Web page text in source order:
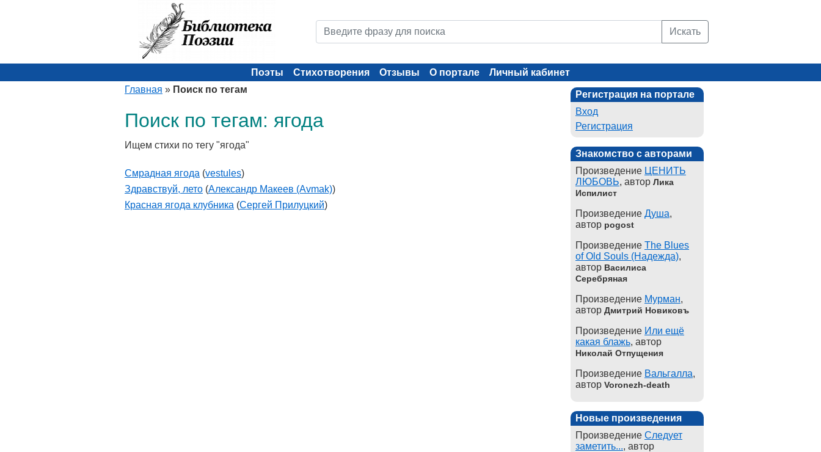
Искать
Поэты Стихотворения Отзывы О портале
Личный кабинет
Главная » Поиск по тегам
Поиск по тегам: ягода
Ищем стихи по тегу "ягода"
Смрадная ягода (vestules)
Здравствуй, лето (Александр Макеев (Avmak))
Красная ягода клубника (Сергей Прилуцкий)
Регистрация на портале
Вход
Регистрация
Знакомство с авторами
Произведение ЦЕНИТЬ
ЛЮБОВЬ, автор Лика
Испилист
Произведение Душа,
автор pogost
Произведение The Blues
of Old Souls (Надежда),
автор Василиса
Серебряная
Произведение Мурман,
автор Дмитрий Новиковъ
Произведение Или ещё
какая блажь, автор
Николай Отпущения
Произведение Вальгалла,
автор Voronezh-death
Новые произведения
Произведение Следует
заметить..., автор